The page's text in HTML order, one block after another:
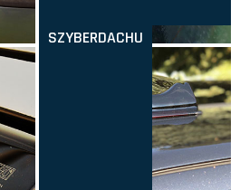
SZYBERDACHU